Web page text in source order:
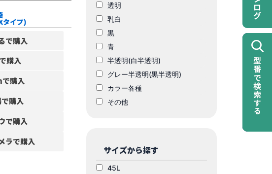
タイプ)
で購入
購入
購入
購入
で購入
ラで購入
透明
乳白
黒
青
半透明(白半透明)
グレー半透明(黒半透明)
カラー各種
その他
サイズから探す
45L